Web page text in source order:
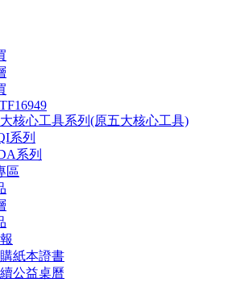
核心工具系列(原五大核心工具)
系列
系列
區
紙本證書
公益桌曆